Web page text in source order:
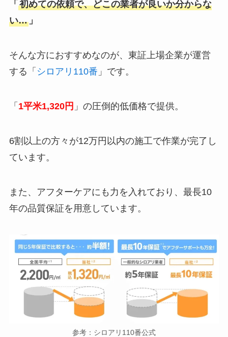
「 初めての依頼で、どこの業者が良いか分からな
い…」
そんな方におすすめなのが、東証上場企業が運営
する「 シロアリ110番 」です。
「 1平米1,320円 」の圧倒的低価格で提供。
6割以上の方々が12万円以内の施工で作業が完了し
ています。
また、アフターケアにも力を入れており、最長10
年の品質保証を用意しています。
参考：シロアリ110番公式